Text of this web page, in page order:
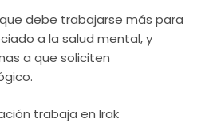
debe trabajarse más para
a la salud mental, y
a que soliciten
trabaja en Irak